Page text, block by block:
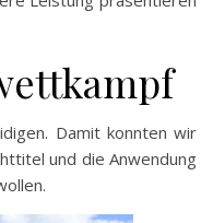
Damit konnten wir
und die Anwendung